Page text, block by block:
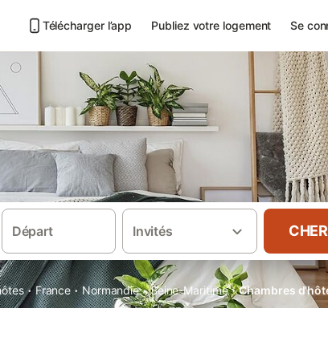
Télécharger l’app Publiez votre logement Se
Départ Invités
· France · Normandie · Seine-Maritime · Chambres